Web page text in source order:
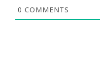
0 COMMENTS